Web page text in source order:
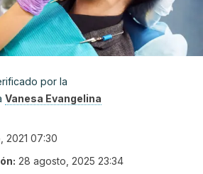
por la
Vanesa Evangelina
2021 07:30
28 agosto, 2025 23:34